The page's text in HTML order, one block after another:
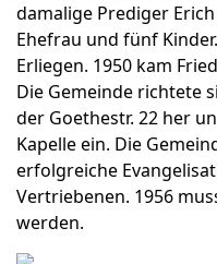
damalige Prediger
Ehefrau und fünf
Erliegen. 1950 kam
Die Gemeinde richtete
der Goethestr. 22 her
Kapelle ein. Die
erfolgreiche
Vertriebenen. 1956
werden.